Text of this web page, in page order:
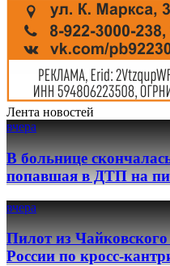
Лента новостей
вчера
В больнице
попавшая в ДТП на
вчера
Пилот из
России по кросс-